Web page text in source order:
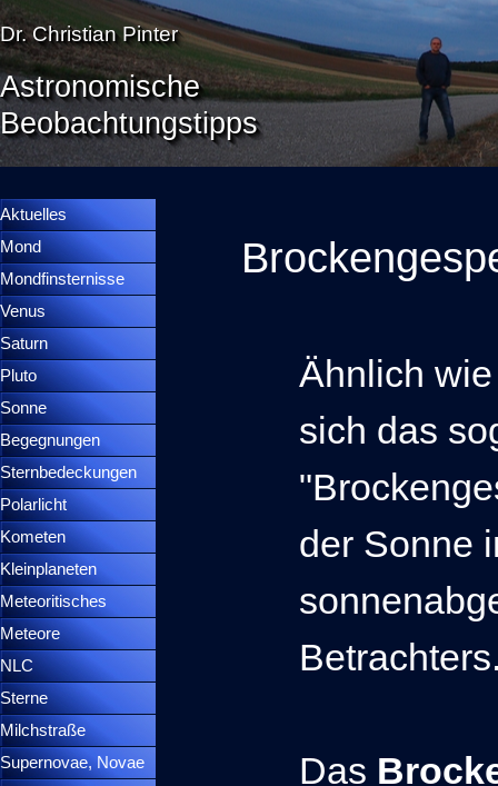
Direkt zum Seiteninhalt
Dr. Christian Pinter
Astronomische
Beobachtungstipps
Aktuelles
Mond
Mondfinsternisse
Venus
Saturn
Pluto
Sonne
Begegnungen
Sternbedeckungen
Polarlicht
Kometen
Kleinplaneten
Meteoritisches
Meteore
NLC
Sterne
Milchstraße
Supernovae, Novae
Ähnlich
sich das
der Sonne
Das